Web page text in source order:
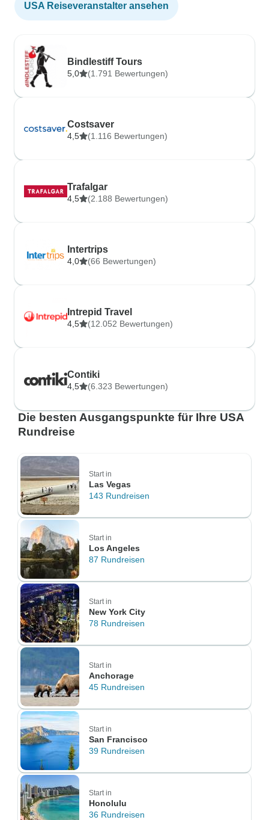
USA Reiseveranstalter ansehen
Bindlestiff Tours
5,0 (1.791 Bewertungen)
Costsaver
4,5 (1.116 Bewertungen)
Trafalgar
4,5 (2.188 Bewertungen)
Intertrips
4,0 (66 Bewertungen)
Intrepid Travel
4,5 (12.052 Bewertungen)
Contiki
4,5 (6.323 Bewertungen)
Die besten Ausgangspunkte für Ihre USA
Rundreise
Start in
Las Vegas
143 Rundreisen
Start in
Los Angeles
87 Rundreisen
Start in
New York City
78 Rundreisen
Start in
Anchorage
45 Rundreisen
Start in
San Francisco
39 Rundreisen
Start in
Honolulu
36 Rundreisen